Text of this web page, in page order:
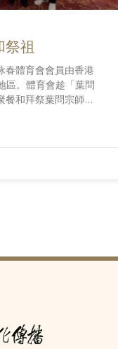
祭祖
春體育會會員由香港
區。體育會趁「葉問
餐和拜祭葉問宗師。
團體以尋根為主題
問詠春的同時，也